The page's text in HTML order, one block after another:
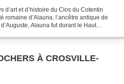
d’art et d’histoire du Clos du Cotentin
romaine d’Alauna, l’ancêtre antique de
Alauna fut durant le Haut
À CROSVILLE-